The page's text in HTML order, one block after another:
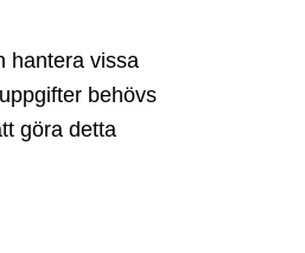
hantera vissa
behövs
göra detta